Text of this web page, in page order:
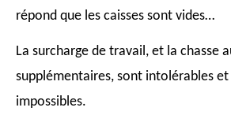
répond que les caisses sont vides…
La surcharge de travail, et la chasse
supplémentaires, sont intolérables
impossibles.